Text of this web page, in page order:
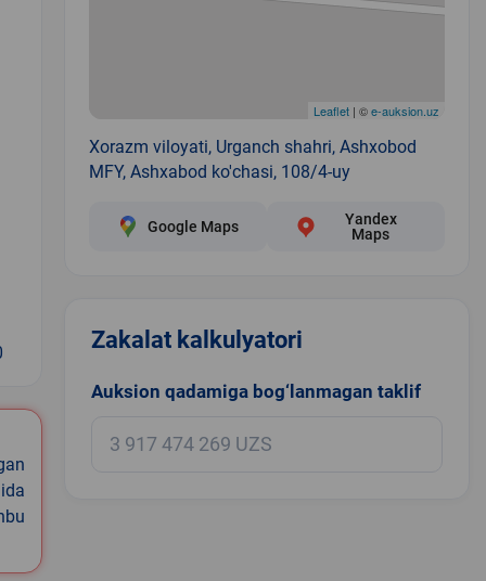
Leaflet| ©e-auksion.uz
Xorazm viloyati, Urganch shahri, Ashxobod
MFY, Ashxabod ko'chasi, 108/4-uy
Google Maps
Yandex
Maps
Zakalat kalkulyatori
Auksion qadamiga bog‘lanmagan taklif